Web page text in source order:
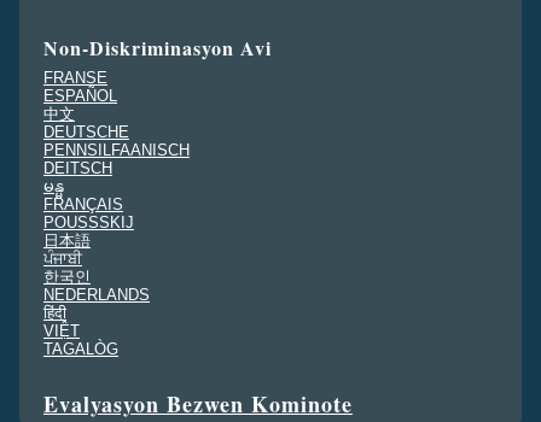
Non-Diskriminasyon Avi
FRANSE
ESPAÑOL
中文
DEUTSCHE
PENNSILFAANISCH
DEITSCH
မန္မ
FRANÇAIS
POUSSSKIJ
日本語
ਪੰਜਾਬੀ
한국인
NEDERLANDS
हिंदी
VIỆT
TAGALÒG
Evalyasyon Bezwen Kominote